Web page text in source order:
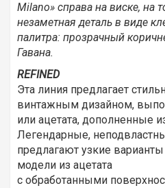
Milano» справа на виске, на
незаметная деталь в виде
палитра: прозрачный
Гавана.
REFINED
Эта линия предлагает
винтажным дизайном,
или ацетата, дополненные
Легендарные,
предлагают узкие
модели из ацетата
с обработанными